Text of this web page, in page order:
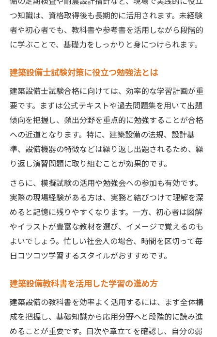
つ知識は、資格取得後も長期的に活用されます。未経験
者や初心者でも、教科書や参考書を活用しながら段階的
に学ぶことで、基礎力をしっかりと身につけられます。
建築設備士試験対策に役立つ勉強法とは
建築設備士試験合格に向けては、効率的な学習計画が重
要です。まずは公式テキストや過去問題集を用いて出題
傾向を把握し、頻出分野を重点的に勉強することが合格
への近道となります。特に、建築設備の法規、設計基
準、設備機器の特徴などは繰り返し出題されるため、繰
り返し演習問題に取り組むことが効果的です。
さらに、模擬試験の活用や勉強会への参加も有効です。
実際の現場経験がある方は、実務と結びつけて理解を深
めると記憶に残りやすくなります。一方、初心者は図解
やイラストが豊富な教材を選び、イメージで覚えるのも
よいでしょう。忙しい社会人の場合、時間を区切って毎
日コツコツ学習するスタイルがおすすめです。
建築設備教科書を活用した学習の進め方
建築設備の教科書を効率よく活用するには、まず全体構
成を把握し、基礎知識から応用分野へと段階的に読み進
めることが重要です。目次や章立てを確認し、自分の弱